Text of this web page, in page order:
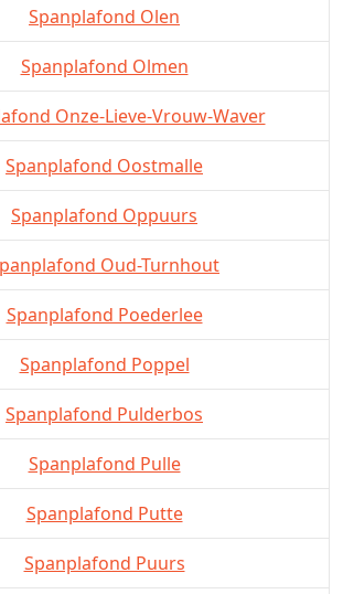
Spanplafond Olen
Spanplafond Olmen
Onze-Lieve-Vrouw-Waver
Spanplafond Oostmalle
Spanplafond Oppuurs
Oud-Turnhout
Spanplafond Poederlee
Spanplafond Poppel
Spanplafond Pulderbos
Spanplafond Pulle
Spanplafond Putte
Spanplafond Puurs